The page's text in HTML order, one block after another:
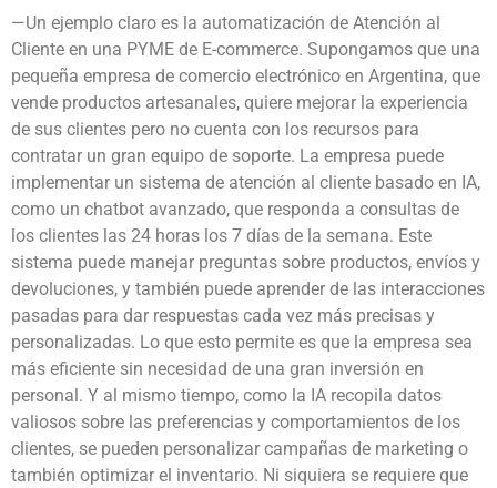
—Un ejemplo claro es la automatización de Atención al
Cliente en una PYME de E-commerce. Supongamos que una
pequeña empresa de comercio electrónico en Argentina, que
vende productos artesanales, quiere mejorar la experiencia
de sus clientes pero no cuenta con los recursos para
contratar un gran equipo de soporte. La empresa puede
implementar un sistema de atención al cliente basado en IA,
como un chatbot avanzado, que responda a consultas de
los clientes las 24 horas los 7 días de la semana. Este
sistema puede manejar preguntas sobre productos, envíos y
devoluciones, y también puede aprender de las interacciones
pasadas para dar respuestas cada vez más precisas y
personalizadas. Lo que esto permite es que la empresa sea
más eficiente sin necesidad de una gran inversión en
personal. Y al mismo tiempo, como la IA recopila datos
valiosos sobre las preferencias y comportamientos de los
clientes, se pueden personalizar campañas de marketing o
también optimizar el inventario. Ni siquiera se requiere que